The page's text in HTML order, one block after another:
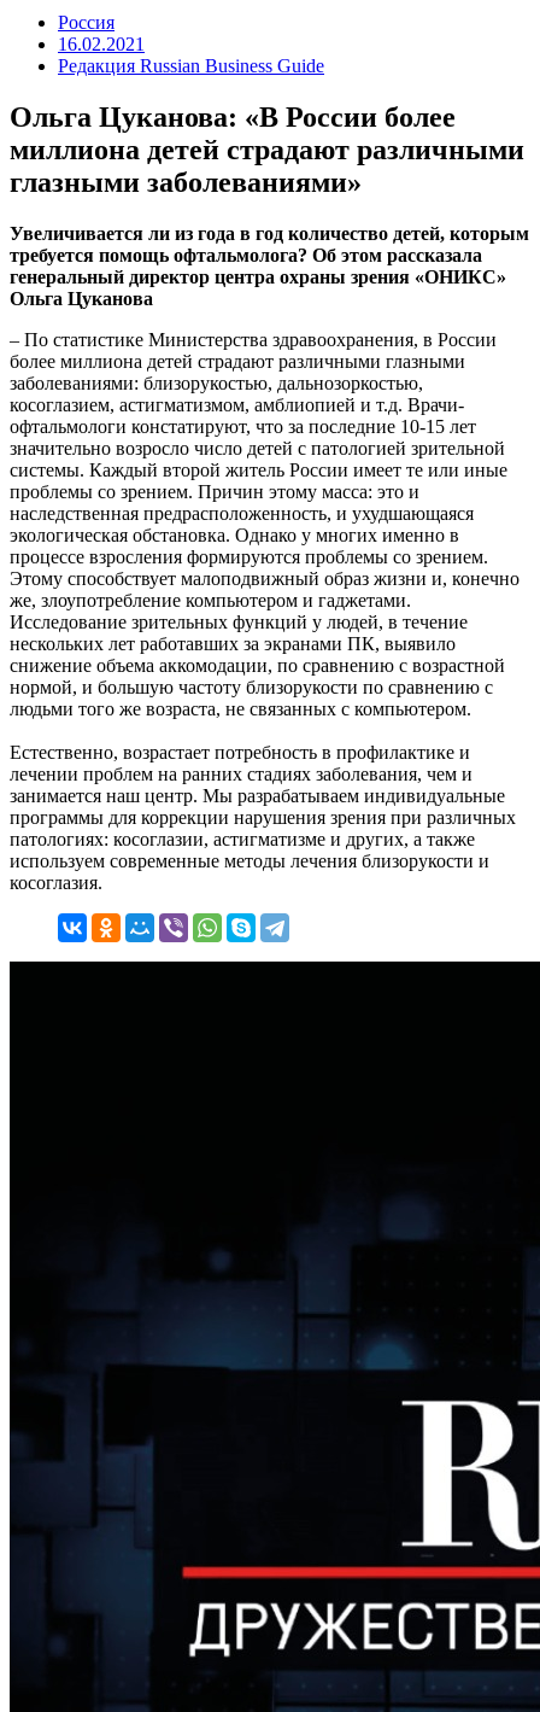
Россия
16.02.2021
Редакция Russian Business Guide
Ольга Цуканова: «В России более
миллиона детей страдают различными
глазными заболеваниями»
Увеличивается ли из года в год количество детей, которым
требуется помощь офтальмолога? Об этом рассказала
генеральный директор центра охраны зрения «ОНИКС»
Ольга Цуканова
– По статистике Министерства здравоохранения, в России
более миллиона детей страдают различными глазными
заболеваниями: близорукостью, дальнозоркостью,
косоглазием, астигматизмом, амблиопией и т.д. Врачи-
офтальмологи констатируют, что за последние 10-15 лет
значительно возросло число детей с патологией зрительной
системы. Каждый второй житель России имеет те или иные
проблемы со зрением. Причин этому масса: это и
наследственная предрасположенность, и ухудшающаяся
экологическая обстановка. Однако у многих именно в
процессе взросления формируются проблемы со зрением.
Этому способствует малоподвижный образ жизни и, конечно
же, злоупотребление компьютером и гаджетами.
Исследование зрительных функций у людей, в течение
нескольких лет работавших за экранами ПК, выявило
снижение объема аккомодации, по сравнению с возрастной
нормой, и большую частоту близорукости по сравнению с
людьми того же возраста, не связанных с компьютером.
Естественно, возрастает потребность в профилактике и
лечении проблем на ранних стадиях заболевания, чем и
занимается наш центр. Мы разрабатываем индивидуальные
программы для коррекции нарушения зрения при различных
патологиях: косоглазии, астигматизме и других, а также
используем современные методы лечения близорукости и
косоглазия.